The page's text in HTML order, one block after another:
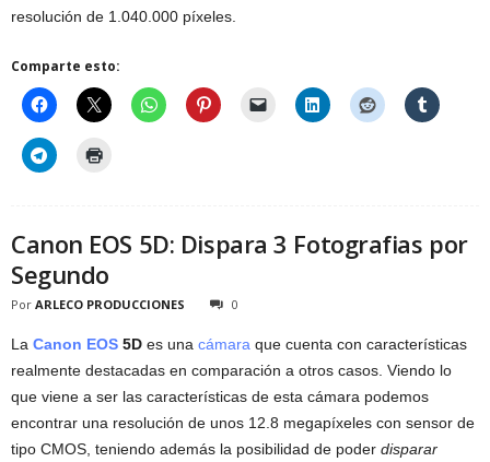
resolución de 1.040.000 píxeles.
Comparte esto:
Canon EOS 5D: Dispara 3 Fotografias por
Segundo
Por ARLECO PRODUCCIONES 0
La Canon EOS 5D es una cámara que cuenta con características
realmente destacadas en comparación a otros casos. Viendo lo
que viene a ser las características de esta cámara podemos
encontrar una resolución de unos 12.8 megapíxeles con sensor de
tipo CMOS, teniendo además la posibilidad de poder disparar